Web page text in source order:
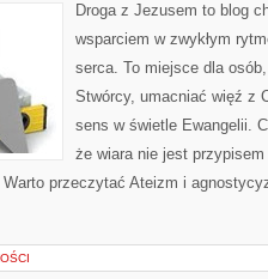
Droga z Jezusem to blog
wsparciem w zwykłym
serca. To miejsce dla
Stwórcy, umacniać więź z
sens w świetle Ewangelii.
że wiara nie jest
przeczytać Ateizm i